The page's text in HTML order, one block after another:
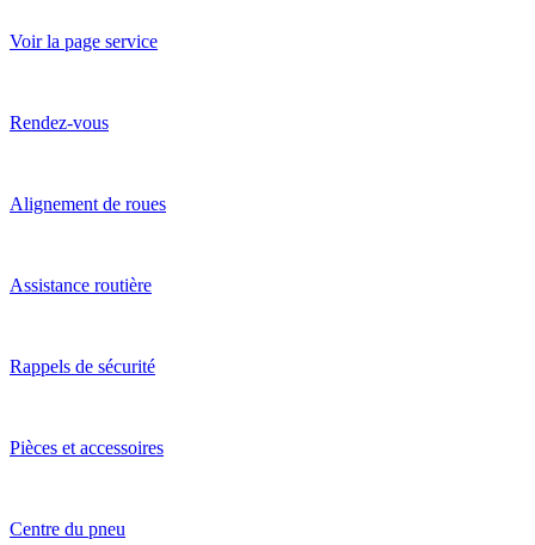
Voir la page service
Rendez-vous
Alignement de roues
Assistance routière
Rappels de sécurité
Pièces et accessoires
Centre du pneu